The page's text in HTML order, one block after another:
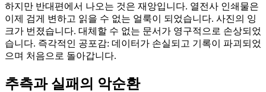
하지만 반대편에서 나오는 것은 재앙입니다. 열전사 인쇄물은
이제 검게 변하고 읽을 수 없는 얼룩이 되었습니다. 사진의 잉
크가 번졌습니다. 대체할 수 없는 문서가 영구적으로 손상되었
습니다. 즉각적인 공포감: 데이터가 손실되고 기록이 파괴되었
으며 처음으로 돌아갑니다.
추측과 실패의 악순환